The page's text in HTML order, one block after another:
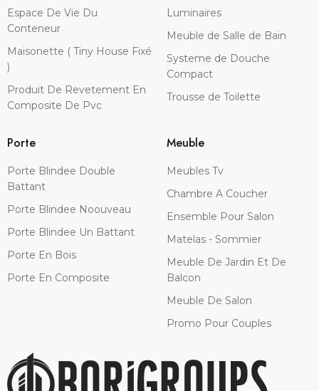
Espace De Vie Du
Conteneur
Maisonette ( Tiny House Fixé
)
Produit De Revetement En
Composite De Pvc
Luminaires
Meuble de Salle de Bain
Systeme de Douche
Compact
Trousse de Toilette
Porte
Porte Blindee Double
Battant
Porte Blindee Noouveau
Porte Blindee Un Battant
Porte En Bois
Porte En Composite
Meuble
Meubles Tv
Chambre A Coucher
Ensemble Pour Salon
Matelas - Sommier
Meuble De Jardin Et De
Balcon
Meuble De Salon
Promo Pour Couples